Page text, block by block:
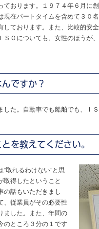
おります。１９７４年６月に
在パートタイムを含めて３０名
ております。また、比較的安
Ｏについても、女性のほうが
ですか？
た。自動車でも船舶でも、Ｉ
を教えてください。
取れるわけない”と思
取得したということ
の話もいただきまし
、従業員がその必要性
ました。また、年間の
のところ３分の１です